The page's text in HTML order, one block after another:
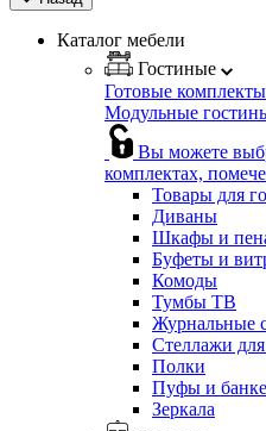
Каталог мебели
Гостиные
Готовые
Модульные
Вы можете
комплектах,
Товары для
Диваны
Шкафы и
Буфеты и
Комоды
Тумбы ТВ
Журнальные
Стеллажи
Полки
Пуфы и
Зеркала